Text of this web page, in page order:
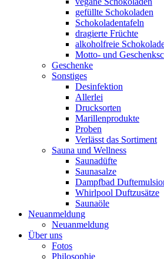
gefüllte Schokoladen
Schokoladentafeln
dragierte Früchte
alkoholfreie
Motto- und
Geschenke
Sonstiges
Desinfektion
Allerlei
Drucksorten
Marillenprodukte
Proben
Verlässt das Sortiment
Sauna und Wellness
Saunadüfte
Saunasalze
Dampfbad
Whirlpool Duftzusätze
Saunaöle
Neuanmeldung
Neuanmeldung
Über uns
Fotos
Philosophie